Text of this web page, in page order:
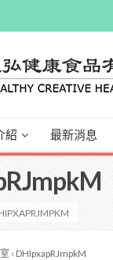
紹 最新消息
› DHIpxapRJmpkM